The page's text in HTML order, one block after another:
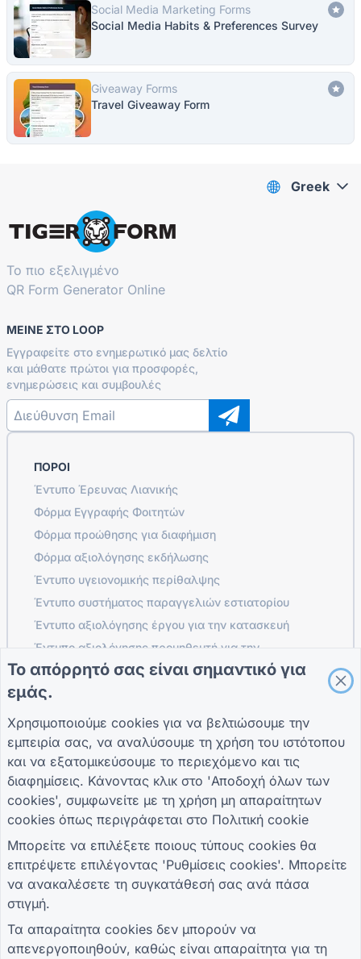
Social Media Marketing Forms
Social Media Habits & Preferences Survey
Giveaway Forms
Travel Giveaway Form
Το πιο εξελιγμένο
QR Form Generator Online
ΜΕΊΝΕ ΣΤΟ LOOP
Εγγραφείτε στο ενημερωτικό μας δελτίο
και μάθατε πρώτοι για προσφορές,
ενημερώσεις και συμβουλές
ΠΌΡΟΙ
Έντυπο Έρευνας Λιανικής
Φόρμα Εγγραφής Φοιτητών
Φόρμα προώθησης για διαφήμιση
Φόρμα αξιολόγησης εκδήλωσης
Έντυπο υγειονομικής περίθαλψης
Έντυπο συστήματος παραγγελιών εστιατορίου
Έντυπο αξιολόγησης έργου για την κατασκευή
Έντυπο αξιολόγησης προμηθευτή για την
εφοδιαστική
Έντυπο Αίτησης Υπηρεσιών για Υπηρεσίες κοινής
ωφέλειας
Φόρμα δέσμευσης πελατών
ΓΊΝΕΤΕ ΜΈΛΟΣ ΤΗΣ ΚΟΙΝΌΤΗΤΑΣ
ΟΔΗΓΟΊ
Κέντρο βοήθειας
Ιστολόγιο
TIGER FORM
Οδηγός
ΕΤΑΙΡΕΊΑ
Σχετικά με εμάς
Επικοινωνήστε μαζί
μας
Οροι
Πολιτική Απορρήτου
Ρυθμίσεις cookies
Greek
Το απόρρητό σας είναι σημαντικό για
εμάς.
Χρησιμοποιούμε cookies για να βελτιώσουμε την
εμπειρία σας, να αναλύσουμε τη χρήση του ιστότοπου
και να εξατομικεύσουμε το περιεχόμενο και τις
διαφημίσεις. Κάνοντας κλικ στο 'Αποδοχή όλων των
cookies', συμφωνείτε με τη χρήση μη απαραίτητων
cookies όπως περιγράφεται στο Πολιτική cookie
Μπορείτε να επιλέξετε ποιους τύπους cookies θα
επιτρέψετε επιλέγοντας 'Ρυθμίσεις cookies'. Μπορείτε
να ανακαλέσετε τη συγκατάθεσή σας ανά πάσα
στιγμή.
Τα απαραίτητα cookies δεν μπορούν να
απενεργοποιηθούν, καθώς είναι απαραίτητα για τη